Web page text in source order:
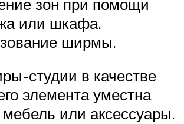
зон при помощи
или шкафа.
ширмы.
студии в качестве
элемента уместна
или аксессуары.